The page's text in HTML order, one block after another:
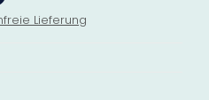
Lieferung